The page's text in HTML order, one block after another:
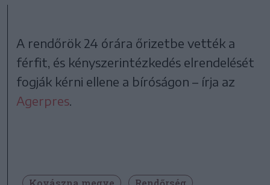
A rendőrök 24 órára őrizetbe vették a
férfit, és kényszerintézkedés elrendelését
fogják kérni ellene a bíróságon – írja az
Agerpres